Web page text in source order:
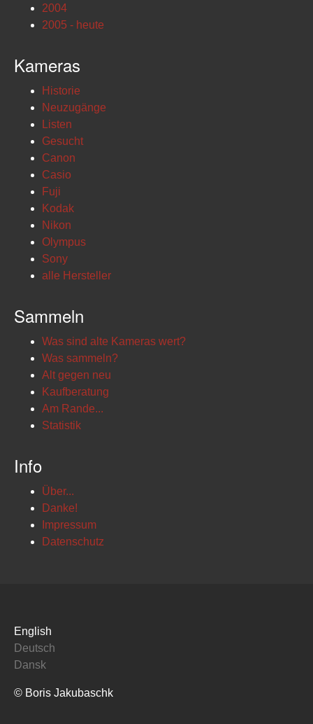
2004
2005 - heute
Kameras
Historie
Neuzugänge
Listen
Gesucht
Canon
Casio
Fuji
Kodak
Nikon
Olympus
Sony
alle Hersteller
Sammeln
Was sind alte Kameras wert?
Was sammeln?
Alt gegen neu
Kaufberatung
Am Rande...
Statistik
Info
Über...
Danke!
Impressum
Datenschutz
English
Deutsch
Dansk
© Boris Jakubaschk